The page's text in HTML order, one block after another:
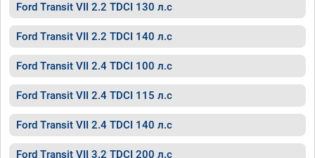
Ford Transit VII 2.2 TDCI 130 л.с
Ford Transit VII 2.2 TDCI 140 л.с
Ford Transit VII 2.4 TDCI 100 л.с
Ford Transit VII 2.4 TDCI 115 л.с
Ford Transit VII 2.4 TDCI 140 л.с
Ford Transit VII 3.2 TDCI 200 л.с